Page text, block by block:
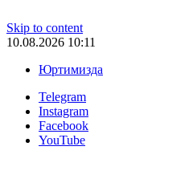
Skip to content
10.08.2026 10:11
Юртимизда
Telegram
Instagram
Facebook
YouTube